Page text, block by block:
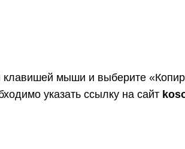
мыши и выберите
указать ссылку на сайт